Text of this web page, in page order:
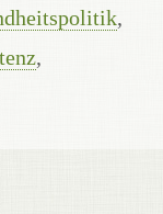
,
,